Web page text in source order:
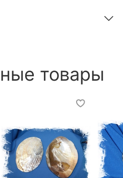
товары